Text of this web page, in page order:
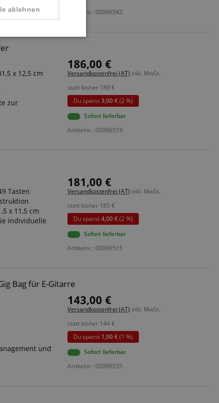
Artikelnr.: 00096542
x 12,5 cm
zur
186,00 €
Versandkostenfrei (AT) inkl. MwSt.
statt bisher 189 €
Du sparst3,00 €(2 %)
Sofort lieferbar
Artikelnr.: 00096519
Tasten
x 11,5 cm
individuelle
181,00 €
Versandkostenfrei (AT) inkl. MwSt.
statt bisher 185 €
Du sparst4,00 €(2 %)
Sofort lieferbar
Artikelnr.: 00096515
Bag für E-Gitarre
und
143,00 €
Versandkostenfrei (AT) inkl. MwSt.
statt bisher 144€
Du sparst 1,00 €(1 %)
Sofort lieferbar
Artikelnr.: 00096535
ablehnen
user (what